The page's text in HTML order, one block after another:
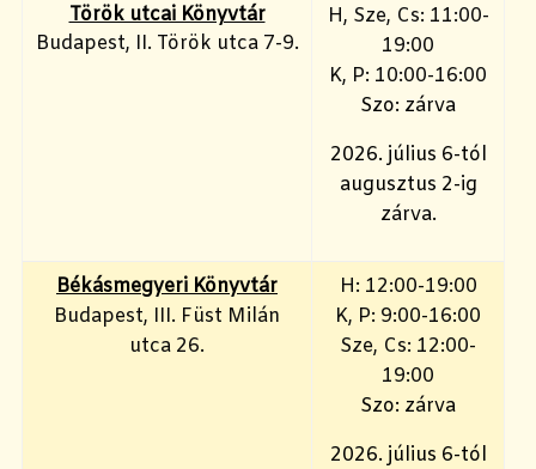
Török utcai Könyvtár
Budapest, II. Török utca 7-9.
H, Sze, Cs: 11:00-
19:00
K, P: 10:00-16:00
Szo: zárva
2026. július 6-tól
augusztus 2-ig
zárva.
Békásmegyeri Könyvtár
Budapest, III. Füst Milán
utca 26.
H: 12:00-19:00
K, P: 9:00-16:00
Sze, Cs: 12:00-
19:00
Szo: zárva
2026. július 6-tól